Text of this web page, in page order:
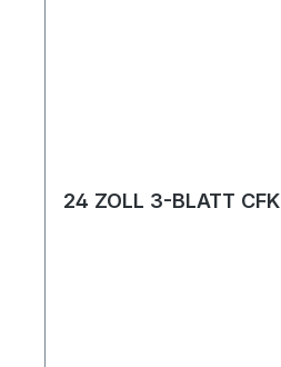
24 ZOLL 3-BLATT CFK